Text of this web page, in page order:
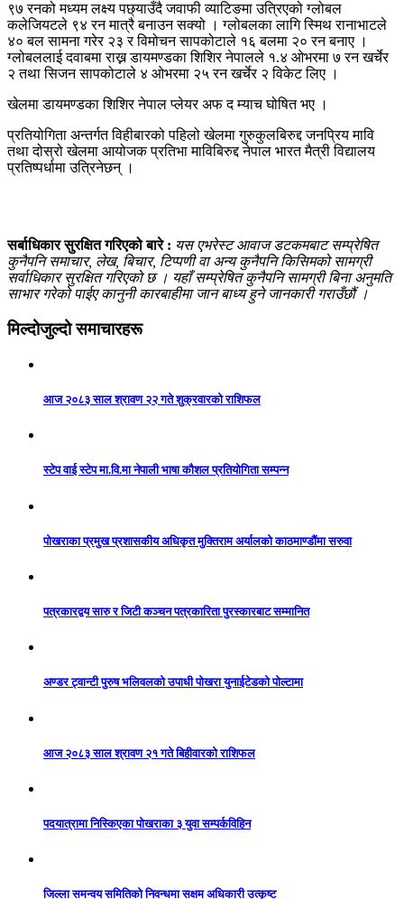
९७ रनको मध्यम लक्ष्य पछ्याउँदै जवाफी व्याटिङमा उत्रिएको ग्लोबल
कलेजियटले ९४ रन मात्रै बनाउन सक्यो । ग्लोबलका लागि स्मिथ रानाभाटले
४० बल सामना गरेर २३ र विमोचन सापकोटाले १६ बलमा २० रन बनाए ।
ग्लोबललाई दवाबमा राख्न डायमण्डका शिशिर नेपालले १.४ ओभरमा ७ रन खर्चेर
२ तथा सिजन सापकोटाले ४ ओभरमा २५ रन खर्चेर २ विकेट लिए ।
खेलमा डायमण्डका शिशिर नेपाल प्लेयर अफ द म्याच घोषित भए ।
प्रतियोगिता अन्तर्गत विहीबारको पहिलो खेलमा गुरुकुलबिरुद्द जनप्रिय मावि
तथा दोस्रो खेलमा आयोजक प्रतिभा माविबिरुद्द नेपाल भारत मैत्री विद्यालय
प्रतिष्पर्धामा उत्रिनेछन् ।
सर्बाधिकार सुरक्षित गरिएको बारे : यस एभरेस्ट आवाज डटकमबाट सम्प्रेषित
कुनैपनि समाचार, लेख, बिचार, टिप्पणी वा अन्य कुनैपनि किसिमको सामग्री
सर्वाधिकार सुरक्षित गरिएको छ । यहाँ सम्प्रेषित कुनैपनि सामग्री बिना अनुमति
साभार गरेको पाईए कानुनी कारबाहीमा जान बाध्य हुने जानकारी गराउँछौं ।
मिल्दोजुल्दो समाचारहरू
आज २०८३ साल श्रावण २२ गते शुक्रवारको राशिफल
स्टेप वाई स्टेप मा.वि.मा नेपाली भाषा कौशल प्रतियोगिता सम्पन्न
पोखराका प्रमुख प्रशासकीय अधिकृत मुक्तिराम अर्यालको काठमाण्डौंमा सरुवा
पत्रकारद्वय सारु र जिटी कञ्चन पत्रकारिता पुरस्कारबाट सम्मानित
अण्डर ट्वान्टी पुरुष भलिवलको उपाधी पोखरा युनाईटेडको पोल्टामा
आज २०८३ साल श्रावण २१ गते बिहीवारको राशिफल
पदयात्रामा निस्किएका पोखराका ३ युवा सम्पर्कविहिन
जिल्ला समन्वय समितिको निवन्धमा सक्षम अधिकारी उत्कृष्ट